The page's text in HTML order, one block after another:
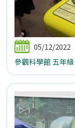
05/12/2022
參觀科學館 五年級